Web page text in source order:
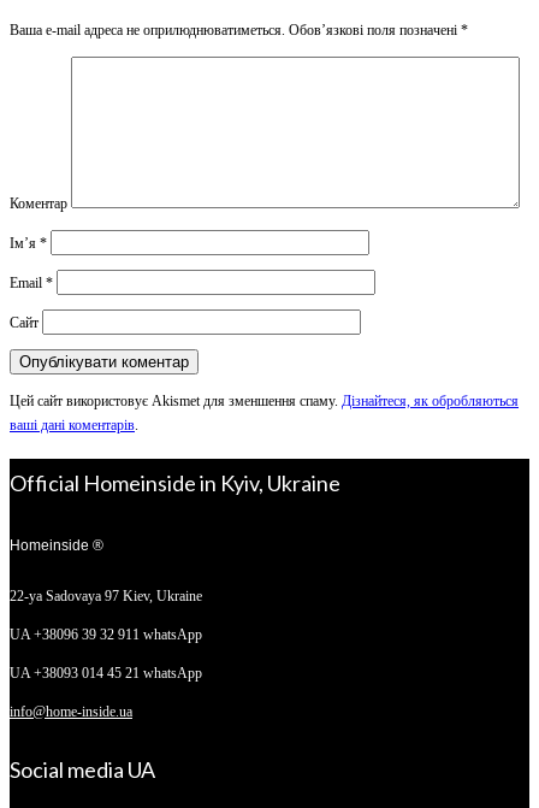
Ваша e-mail адреса не оприлюднюватиметься. Обов’язкові поля позначені *
Коментар
Ім’я *
Email *
Сайт
Цей сайт використовує Akismet для зменшення спаму. Дізнайтеся, як обробляються
ваші дані коментарів.
Official Homeinside in Kyiv, Ukraine
Homeinside ®
22-ya Sadovaya 97 Kiev, Ukraine
UA +38096 39 32 911 whatsApp
UA +38093 014 45 21 whatsApp
info@home-inside.ua
Social media UA